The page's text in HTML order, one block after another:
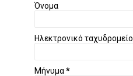
Όνομα
Ηλεκτρονικό ταχυδρομείο
Μήνυμα*